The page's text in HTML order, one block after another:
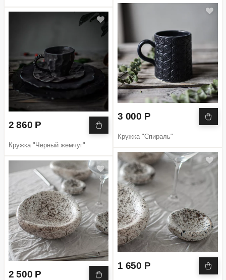
2 860 Р
Кружка "Черный жемчуг"
2 500 Р
3 000 Р
Кружка "Спираль"
1 650 Р